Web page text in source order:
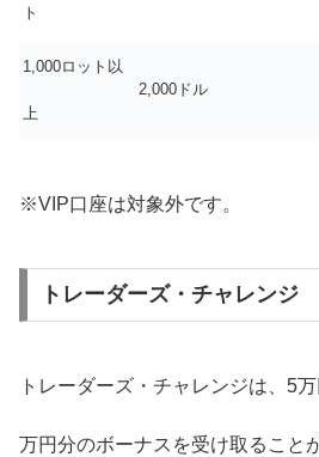
ト
1,000ロット以
上
2,000ドル
※VIP口座は対象外です。
トレーダーズ・チャレンジ
トレーダーズ・チャレンジは、5
万円分のボーナスを受け取ること